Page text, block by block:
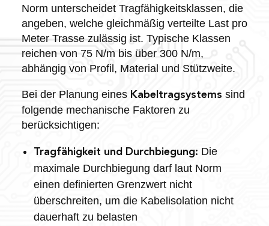
Norm unterscheidet Tragfähigkeitsklassen, die
angeben, welche gleichmäßig verteilte Last pro
Meter Trasse zulässig ist. Typische Klassen
reichen von 75 N/m bis über 300 N/m,
abhängig von Profil, Material und Stützweite.
Bei der Planung eines Kabeltragsystems sind
folgende mechanische Faktoren zu
berücksichtigen:
Tragfähigkeit und Durchbiegung: Die
maximale Durchbiegung darf laut Norm
einen definierten Grenzwert nicht
überschreiten, um die Kabelisolation nicht
dauerhaft zu belasten